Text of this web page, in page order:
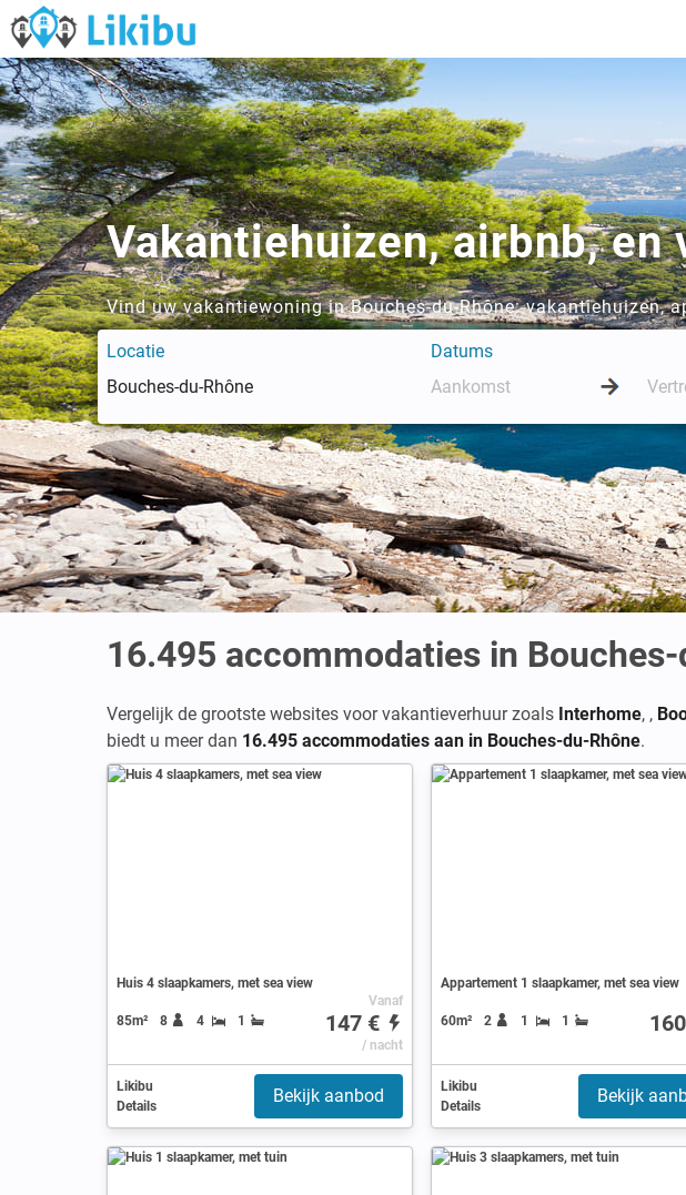
Vakantiehuizen, airbnb, en
Vind uw vakantiewoning in Bouches-du-Rhône: vakantiehuizen,
Locatie Datums
16.495 accommodaties in
Vergelijk de grootste websites voor vakantieverhuur zoals Interhome, ,
biedt u meer dan 16.495 accommodaties aan in Bouches-du-Rhône.
Huis 4 slaapkamers, met sea view
85m² 8 4 1
Vanaf
147 €
/ nacht
Likibu
Details
Bekijk aanbod
Appartement 1 slaapkamer, met sea view
60m² 2 1 1
Likibu
Details
Bekijk